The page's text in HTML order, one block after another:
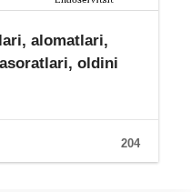
alomatlari,
oldini
204